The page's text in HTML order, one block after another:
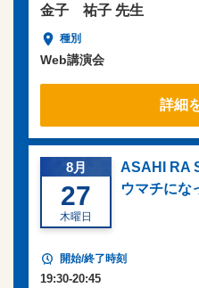
金子 祐子 先生
Web講演会
詳細
8月
27
木曜日
ASAHI RA
ウマチにな
19:30-20:45